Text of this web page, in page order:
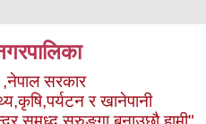
सरकार
र खानेपानी